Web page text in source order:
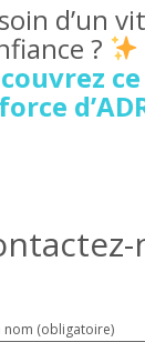
DE FUITE
À LILLE À NE
d’un
?
nom (obligatoire)